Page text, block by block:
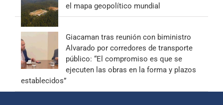
el mapa geopolítico mundial
Giacaman tras reunión con biministro
Alvarado por corredores de transporte
público: “El compromiso es que se
ejecuten las obras en la forma y plazos
establecidos”